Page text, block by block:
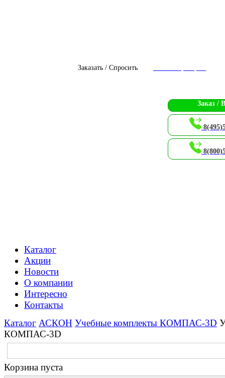
Заказать / Спросить
Заказ /
Каталог
Акции
Новости
О компании
Интересно
Контакты
Каталог АСКОН Учебные комплекты КОМПАС-3D
КОМПАС-3D
Корзина пуста